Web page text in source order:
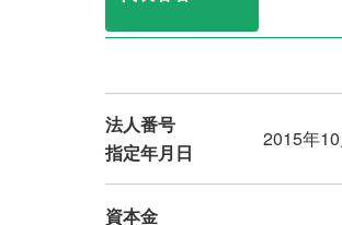
法人番号
指定年月日
2015年
資本金